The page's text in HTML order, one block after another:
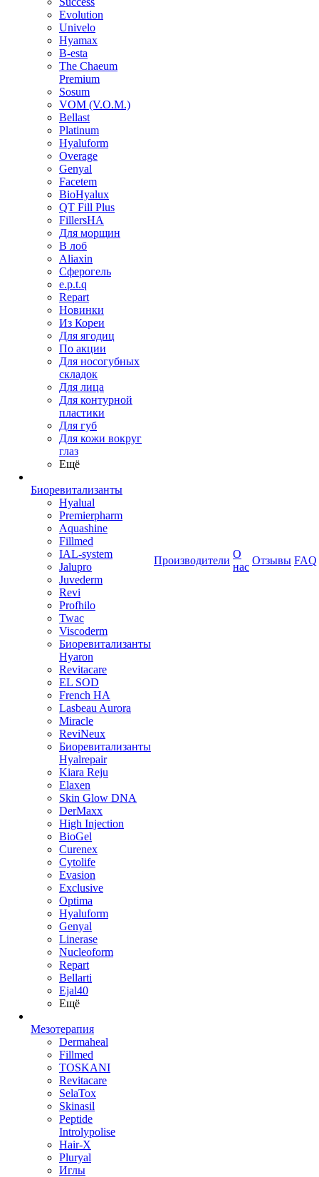
Evolution
Univelo
Hyamax
B-esta
The Chaeum
Premium
Sosum
VOM (V.O.M.)
Bellast
Platinum
Hyaluform
Overage
Genyal
Facetem
BioHyalux
QT Fill Plus
FillersHA
Для морщин
В лоб
Aliaxin
Сферогель
e.p.t.q
Repart
Новинки
Из Кореи
Для ягодиц
По акции
Для носогубных
складок
Для лица
Для контурной
пластики
Для губ
Для кожи вокруг
глаз
Ещё
Биоревитализанты
Hyalual
Premierpharm
Aquashine
Fillmed
IAL-system
Jalupro
Juvederm
Revi
Profhilo
Twac
Viscoderm
Биоревитализанты
Hyaron
Revitacare
EL SOD
French HA
Lasbeau Aurora
Miracle
ReviNeux
Биоревитализанты
Hyalrepair
Kiara Reju
Elaxen
Skin Glow DNA
DerMaxx
High Injection
BioGel
Curenex
Cytolife
Evasion
Exclusive
Optima
Hyaluform
Genyal
Linerase
Nucleoform
Repart
Bellarti
Ejal40
Ещё
Мезотерапия
Dermaheal
Fillmed
TOSKANI
Revitacare
SelaTox
Skinasil
Peptide
Introlypolise
Hair-X
Pluryal
Иглы
Производители
О
нас
Отзывы FAQ